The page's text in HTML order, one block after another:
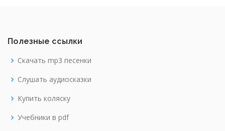
Полезные ссылки
Скачать mp3 песенки
Слушать аудиосказки
Купить коляску
Учебники в pdf